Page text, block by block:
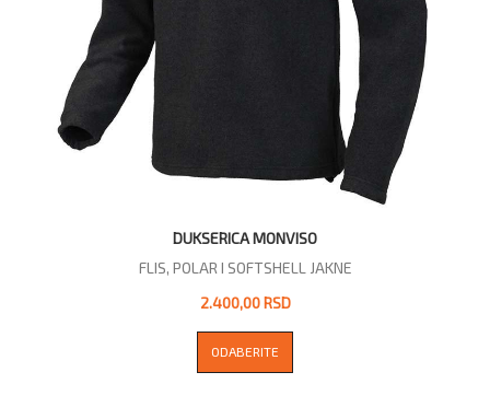
DUKSERICA MONVISO
FLIS, POLAR I SOFTSHELL JAKNE
2.400,00 RSD
ODABERITE